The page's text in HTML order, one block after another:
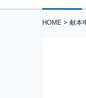
HOME > 献本